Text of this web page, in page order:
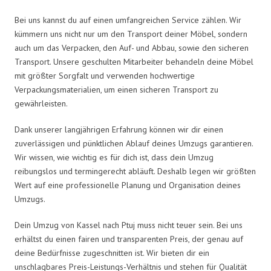
Bei uns kannst du auf einen umfangreichen Service zählen. Wir
kümmern uns nicht nur um den Transport deiner Möbel, sondern
auch um das Verpacken, den Auf- und Abbau, sowie den sicheren
Transport. Unsere geschulten Mitarbeiter behandeln deine Möbel
mit größter Sorgfalt und verwenden hochwertige
Verpackungsmaterialien, um einen sicheren Transport zu
gewährleisten.
Dank unserer langjährigen Erfahrung können wir dir einen
zuverlässigen und pünktlichen Ablauf deines Umzugs garantieren.
Wir wissen, wie wichtig es für dich ist, dass dein Umzug
reibungslos und termingerecht abläuft. Deshalb legen wir größten
Wert auf eine professionelle Planung und Organisation deines
Umzugs.
Dein Umzug von Kassel nach Ptuj muss nicht teuer sein. Bei uns
erhältst du einen fairen und transparenten Preis, der genau auf
deine Bedürfnisse zugeschnitten ist. Wir bieten dir ein
unschlagbares Preis-Leistungs-Verhältnis und stehen für Qualität